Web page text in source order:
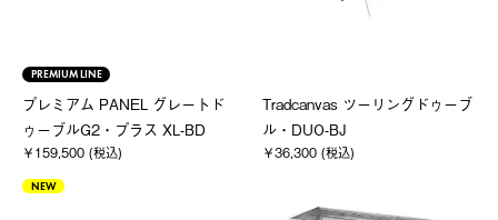
PREMIUM LINE
プレミアム PANEL グレートド
ゥーブルG2・プラス XL-BD
￥159,500 (税込)
Tradcanvas ツーリングドゥーブ
ル・DUO-BJ
￥36,300 (税込)
NEW